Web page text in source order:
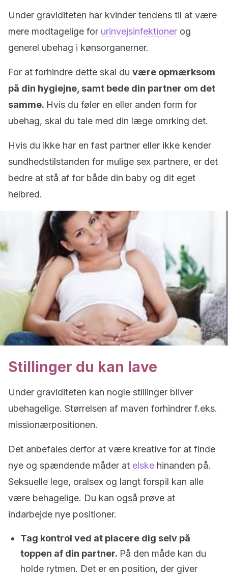
Under graviditeten har kvinder tendens til at være
mere modtagelige for urinvejsinfektioner og
generel ubehag i kønsorganerner.
For at forhindre dette skal du være opmærksom
på din hygiejne, samt bede din partner om det
samme. Hvis du føler en eller anden form for
ubehag, skal du tale med din læge omrking det.
Hvis du ikke har en fast partner eller ikke kender
sundhedstilstanden for mulige sex partnere, er det
bedre at stå af for både din baby og dit eget
helbred.
Stillinger du kan lave
Under graviditeten kan nogle stillinger bliver
ubehagelige. Størrelsen af maven forhindrer f.eks.
missionærpositionen.
Det anbefales derfor at være kreative for at finde
nye og spændende måder at elske hinanden på.
Seksuelle lege, oralsex og langt forspil kan alle
være behagelige. Du kan også prøve at
indarbejde nye positioner.
Tag kontrol ved at placere dig selv på
toppen af din partner. På den måde kan du
holde rytmen. Det er en position, der giver